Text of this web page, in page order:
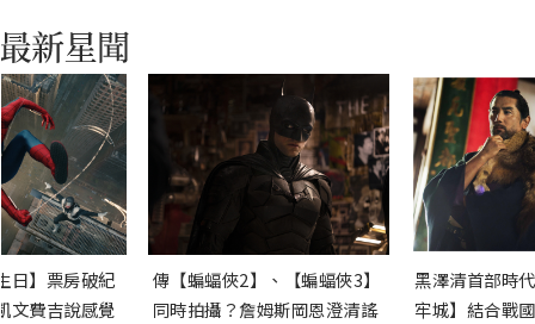
日】票房破紀
文費吉說感覺
傳【蝙蝠俠2】、【蝙蝠俠3】
同時拍攝？詹姆斯岡恩澄清謠
黑澤清首部時
牢城】結合戰